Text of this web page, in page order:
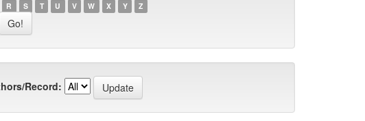
R S T U V W X Y Z
Record: